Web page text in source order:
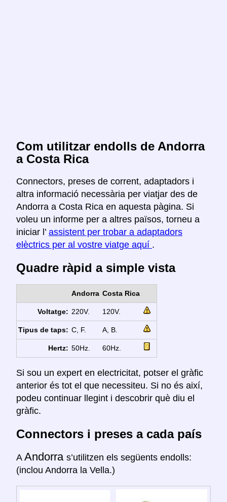
Com utilitzar endolls de Andorra
a Costa Rica
Connectors, preses de corrent, adaptadors i
altra informació necessària per viatjar des de
Andorra a Costa Rica en aquesta pàgina. Si
voleu un informe per a altres països, torneu a
iniciar l’ assistent per trobar a adaptadors
elèctrics per al vostre viatge aquí .
Quadre ràpid a simple vista
Andorra Costa Rica
Voltatge: 220V. 120V.
Tipus de taps: C, F. A, B.
Hertz: 50Hz. 60Hz.
Si sou un expert en electricitat, potser el gràfic
anterior és tot el que necessiteu. Si no és així,
podeu continuar llegint i descobrir què diu el
gràfic.
Connectors i preses a cada país
A Andorra s’utilitzen els següents endolls:
(inclou Andorra la Vella.)